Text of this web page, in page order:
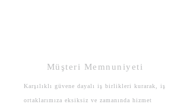
Müşteri Memnuniyeti
Karşılıklı güvene dayalı iş birlikleri kurarak, iş
ortaklarımıza eksiksiz ve zamanında hizmet